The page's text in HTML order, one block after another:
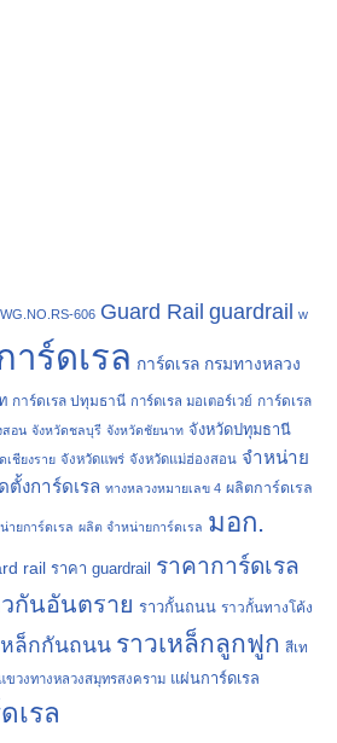
606 Guard Rail guardrail w
าร์ดเรล การ์ดเรล กรมทางหลวง
การ์ดเรล ปทุมธานี การ์ดเรล มอเตอร์เวย์ การ์ดเรล
สอน จังหวัดชลบุรี จังหวัดชัยนาท จังหวัดปทุมธานี
เชียงราย จังหวัดแพร่ จังหวัดแม่ฮ่องสอน จำหน่าย
ตั้งการ์ดเรล ทางหลวงหมายเลข 4 ผลิตการ์ดเรล
ายการ์ดเรล ผลิต จำหน่ายการ์ดเรล มอก.
rail ราคา guardrail ราคาการ์ดเรล
กันอันตราย ราวกั้นถนน ราวกั้นทางโค้ง
หล็กกันถนน ราวเหล็กลูกฟูก สีเท
แขวงทางหลวงสมุทรสงคราม แผ่นการ์ดเรล
เรล